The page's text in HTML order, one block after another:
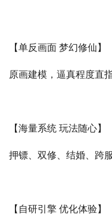
【单反画面 梦幻修仙】
原画建模，逼真程度直
【海量系统 玩法随心】
押镖、双修、结婚、跨
【自研引擎 优化体验】